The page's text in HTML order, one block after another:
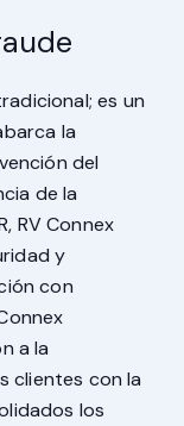
es un
la
del
de la
RV Connex
y
con
a la
clientes con la
los